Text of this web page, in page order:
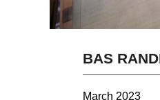
BAS
March 2023